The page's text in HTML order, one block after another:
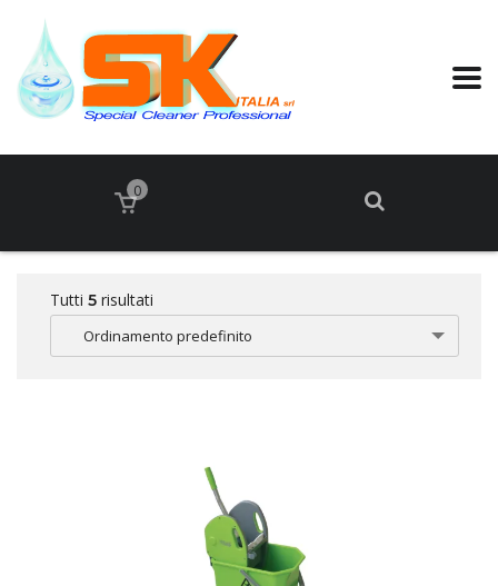
0
Tutti 5 risultati
Ordinamento predefinito